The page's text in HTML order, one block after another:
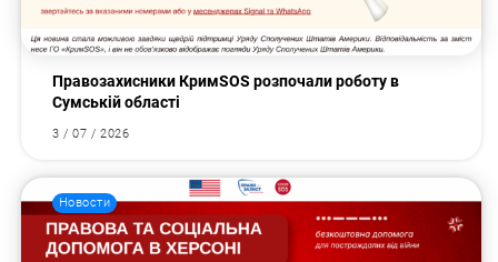
Правозахисники КримSOS розпочали роботу в
Сумській області
3 / 07 / 2026
Новости